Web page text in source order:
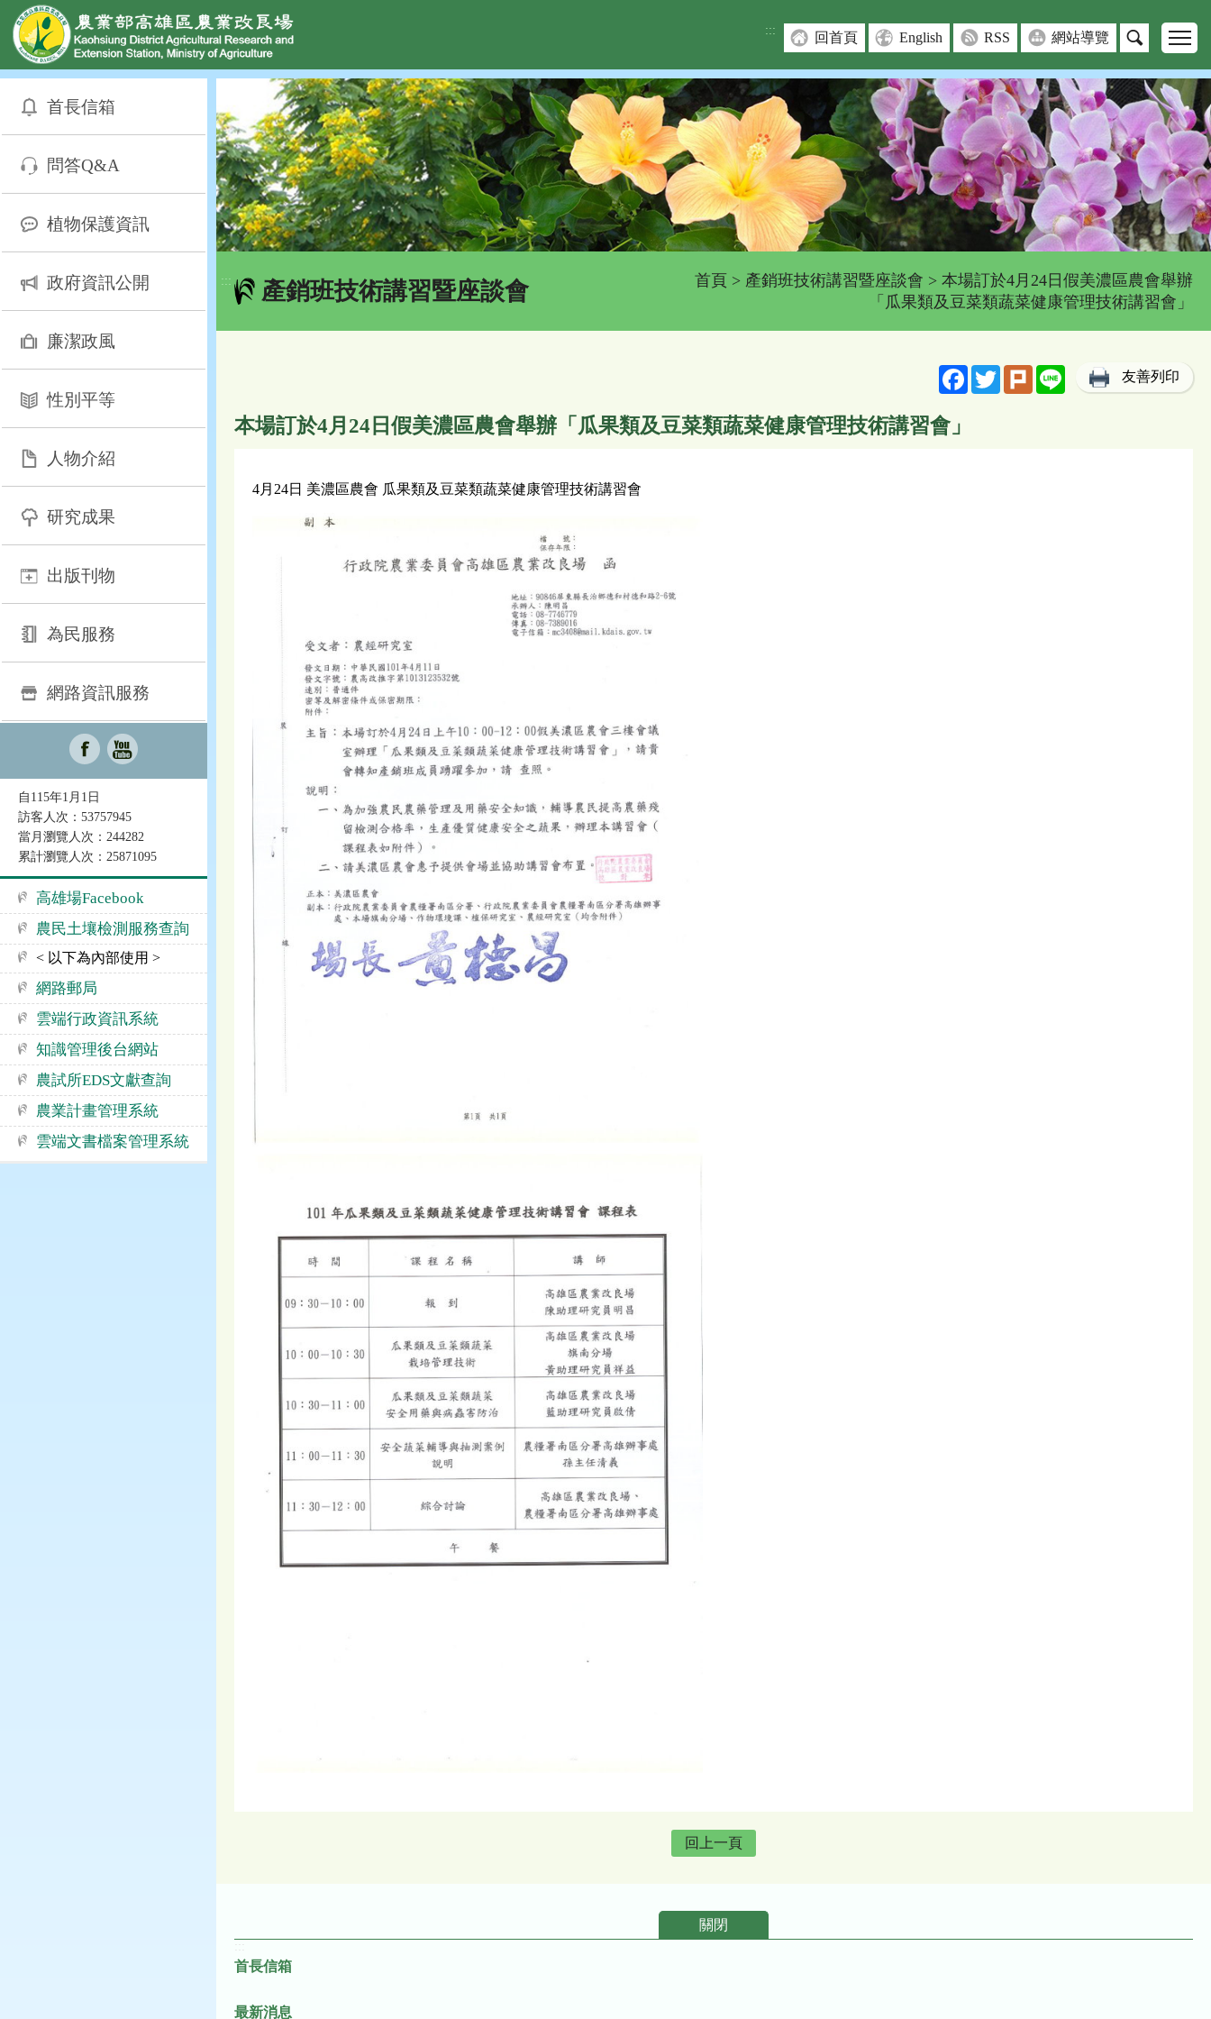
網頁置頂
::: 回首頁 English RSS 網站導覽
首長信箱
問答Q&A
植物保護資訊
政府資訊公開
廉潔政風
性別平等
人物介紹
研究成果
出版刊物
為民服務
網路資訊服務
自115年1月1日
訪客人次：53757945
當月瀏覽人次：244282
累計瀏覽人次：25871095
高雄場Facebook
農民土壤檢測服務查詢
< 以下為內部使用 >
網路郵局
雲端行政資訊系統
知識管理後台網站
農試所EDS文獻查詢
農業計畫管理系統
雲端文書檔案管理系統
::: 產銷班技術講習暨座談會 首頁 > 產銷班技術講習暨座談會 > 本場訂於4月24日假美濃區農會舉辦
「瓜果類及豆菜類蔬菜健康管理技術講習會」
FacebookTwitterPlurk Line 友善列印
本場訂於4月24日假美濃區農會舉辦「瓜果類及豆菜類蔬菜健康管理技術講習會」
4月24日 美濃區農會 瓜果類及豆菜類蔬菜健康管理技術講習會
回上一頁
關閉
首長信箱
最新消息